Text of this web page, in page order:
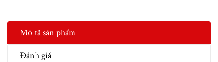
Mô tả sản phẩm
Đánh giá